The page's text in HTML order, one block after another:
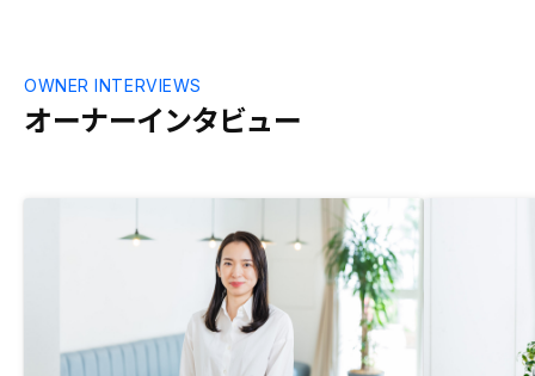
オーナーインタビュー
OWNER INTERVIEWS